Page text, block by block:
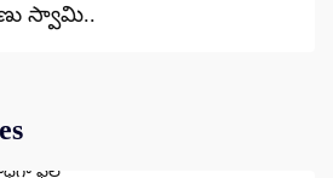
స్వామి..